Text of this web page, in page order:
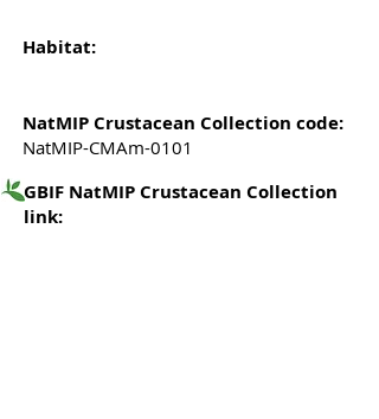
Habitat:
NatMIP Crustacean Collection code:
NatMIP-CMAm-0101
GBIF NatMIP Crustacean Collection
link: